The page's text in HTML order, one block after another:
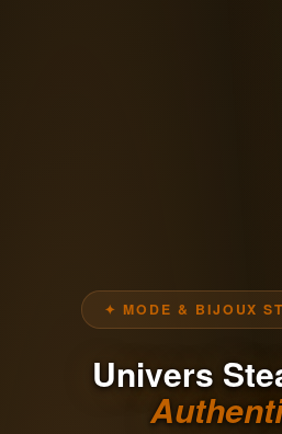
✦ MODE & BIJOUX
Univers